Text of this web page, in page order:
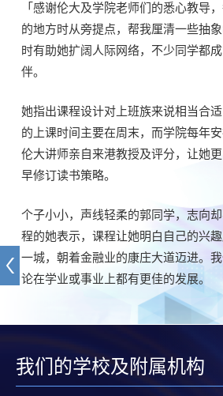
「感谢伦大及学院老师们的悉心教导
的地方时从旁提点，帮我厘清一些抽
时有助她扩阔人际网络，不少同学都
伴。
她指出课程设计对上班族来说相当合
的上课时间主要在周末，而学院每年
伦大讲师亲自来港教授及评分，让她
早修订读书策略。
个子小小，声线轻柔的郭同学，志向
程的她表示，课程让她明白自己的兴
一城，朝着金融业的康庄大道迈进。
论在学业或事业上都有更佳的发展。
我们的学校及附属机构